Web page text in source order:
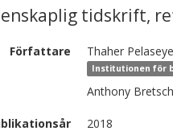
tidskrift,
Författare Thaher
Institutionen för
Anthony
2018